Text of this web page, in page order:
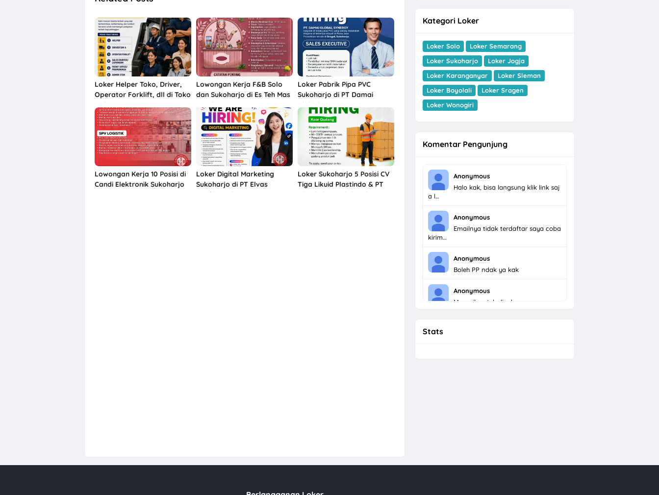
Loker Helper Toko, Driver,
Operator Forklift, dll di Toko
Mulia HPL Kartasura,
Sukoharjo
Lowongan Kerja F&B Solo
dan Sukoharjo di Es Teh Mas
Karebet
Loker Pabrik Pipa PVC
Sukoharjo di PT Damai
Global Synergy
Lowongan Kerja 10 Posisi di
Candi Elektronik Sukoharjo
Loker Digital Marketing
Sukoharjo di PT Elvas
Grafika Indonesia
Loker Sukoharjo 5 Posisi CV
Tiga Likuid Plastindo & PT
Likuid Pharmalab Indonesia
Kategori Loker
Loker Solo
Loker Semarang
Loker Sukoharjo
Loker Jogja
Loker Karanganyar
Loker Sleman
Loker Boyolali
Loker Sragen
Loker Wonogiri
Komentar Pengunjung
Anonymous
Halo kak, bisa langsung klik link saj
a l…
Anonymous
Emailnya tidak terdaftar saya coba
kirim…
Anonymous
Boleh PP ndak ya kak
Anonymous
Menarik untuk dicoba
Stats